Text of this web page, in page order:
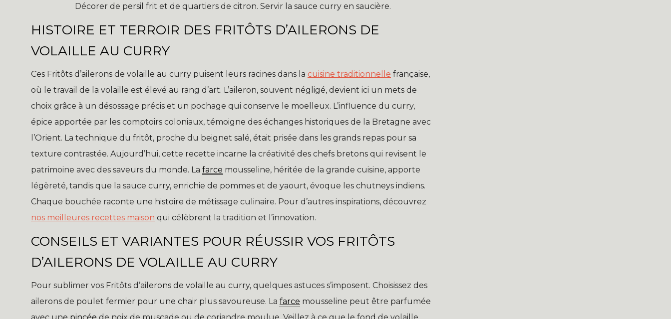
Décorer de persil frit et de quartiers de citron. Servir la sauce curry en saucière.
HISTOIRE ET TERROIR DES FRITÔTS D’AILERONS DE
VOLAILLE AU CURRY
Ces Fritôts d’ailerons de volaille au curry puisent leurs racines dans la cuisine traditionnelle française,
où le travail de la volaille est élevé au rang d’art. L’aileron, souvent négligé, devient ici un mets de
choix grâce à un désossage précis et un pochage qui conserve le moelleux. L’influence du curry,
épice apportée par les comptoirs coloniaux, témoigne des échanges historiques de la Bretagne avec
l’Orient. La technique du fritôt, proche du beignet salé, était prisée dans les grands repas pour sa
texture contrastée. Aujourd’hui, cette recette incarne la créativité des chefs bretons qui revisent le
patrimoine avec des saveurs du monde. La farce mousseline, héritée de la grande cuisine, apporte
légèreté, tandis que la sauce curry, enrichie de pommes et de yaourt, évoque les chutneys indiens.
Chaque bouchée raconte une histoire de métissage culinaire. Pour d’autres inspirations, découvrez
nos meilleures recettes maison qui célèbrent la tradition et l’innovation.
CONSEILS ET VARIANTES POUR RÉUSSIR VOS FRITÔTS
D’AILERONS DE VOLAILLE AU CURRY
Pour sublimer vos Fritôts d’ailerons de volaille au curry, quelques astuces s’imposent. Choisissez des
ailerons de poulet fermier pour une chair plus savoureuse. La farce mousseline peut être parfumée